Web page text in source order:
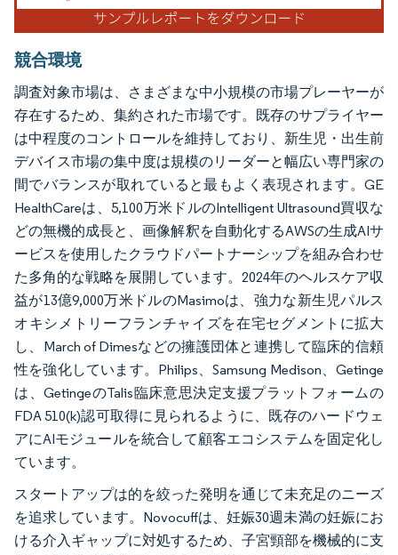
競合環境
調査対象市場は、さまざまな中小規模の市場プレーヤーが
存在するため、集約された市場です。既存のサプライヤー
は中程度のコントロールを維持しており、新生児・出生前
デバイス市場の集中度は規模のリーダーと幅広い専門家の
間でバランスが取れていると最もよく表現されます。GE
HealthCareは、5,100万米ドルのIntelligent Ultrasound買収な
どの無機的成長と、画像解釈を自動化するAWSの生成AIサ
ービスを使用したクラウドパートナーシップを組み合わせ
た多角的な戦略を展開しています。2024年のヘルスケア収
益が13億9,000万米ドルのMasimoは、強力な新生児パルス
オキシメトリーフランチャイズを在宅セグメントに拡大
し、March of Dimesなどの擁護団体と連携して臨床的信頼
性を強化しています。Philips、Samsung Medison、Getinge
は、GetingeのTalis臨床意思決定支援プラットフォームの
FDA 510(k)認可取得に見られるように、既存のハードウェ
アにAIモジュールを統合して顧客エコシステムを固定化し
ています。
スタートアップは的を絞った発明を通じて未充足のニーズ
を追求しています。Novocuffは、妊娠30週未満の妊娠にお
ける介入ギャップに対処するため、子宮頸部を機械的に支